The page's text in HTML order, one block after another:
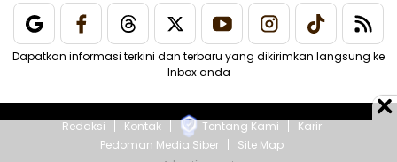
Dapatkan informasi terkini dan terbaru yang dikirimkan langsung ke
Inbox anda
Redaksi Kontak Tentang Kami
Karir
Pedoman Media Siber
Site Map